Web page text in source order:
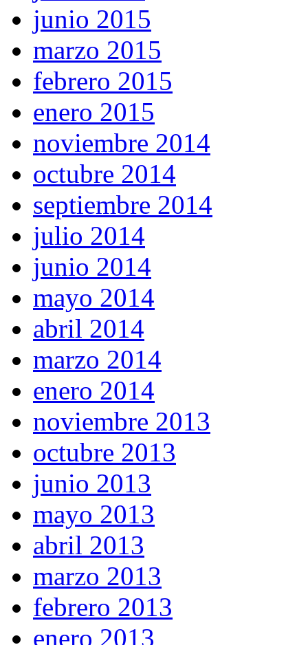
junio 2015
marzo 2015
febrero 2015
enero 2015
noviembre 2014
octubre 2014
septiembre 2014
julio 2014
junio 2014
mayo 2014
abril 2014
marzo 2014
enero 2014
noviembre 2013
octubre 2013
junio 2013
mayo 2013
abril 2013
marzo 2013
febrero 2013
enero 2013